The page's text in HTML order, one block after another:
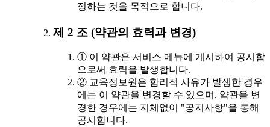
정하는 것을 목적으로 합니다.
제 2 조 (약관의 효력과 변경)
① 이 약관은 서비스 메뉴에 게시하여 공시함
으로써 효력을 발생합니다.
② 교육정보원은 합리적 사유가 발생한 경우
에는 이 약관을 변경할 수 있으며, 약관을 변
경한 경우에는 지체없이 "공지사항"을 통해
공시합니다.